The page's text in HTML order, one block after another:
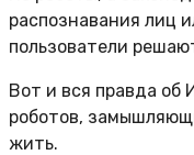
распознавания лиц
пользователи
Вот и вся правда об
роботов,
жить.